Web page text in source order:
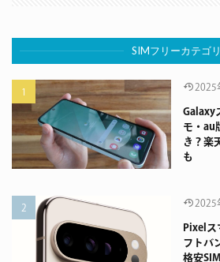
SIMフリーカテゴリ
2025
Galaxy
モ・au
き？楽
も
2025
Pixelス
フトバ
格安